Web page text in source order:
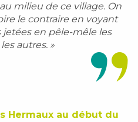
milieu de ce village. On
le contraire en voyant
en pêle-mêle les
autres. »
Hermaux au début du